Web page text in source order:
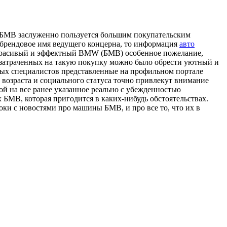
заслуженно пользуется большим покупательским
имя ведущего концерна, то информация авто
и эффектный BMW (БМВ) особенное пожелание,
на такую покупку можно было обрести уютный и
специалистов представленные на профильном портале
и социального статуса точно привлекут внимание
на все ранее указанное реально с убежденностью
которая пригодится в каких-нибудь обстоятельствах.
с новостями про машины БМВ, и про все то, что их в